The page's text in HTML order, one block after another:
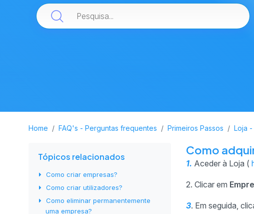
Home FAQ's - Perguntas frequentes Primeiros Passos Loja
Tópicos relacionados
Como criar empresas?
Como criar utilizadores?
Como eliminar permanentemente
uma empresa?
Como
1. Aceder à Loja (
2. Clicar em
3. Em seguida,